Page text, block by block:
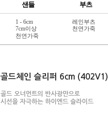
샌들 부츠
1 - 6cm
7cm이상
천연가죽
레인부츠
천연가죽
골드체인 슬리퍼 6cm (402V1)
골드 오너먼트의 반사광만으로
시선을 자극하는 하이엔드 슬라이드